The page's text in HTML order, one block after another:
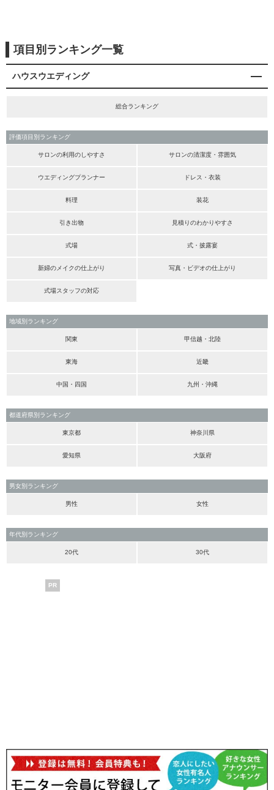
項目別ランキング一覧
ハウスウエディング
総合ランキング
評価項目別ランキング
サロンの利用のしやすさ サロンの清潔度・雰囲気
ウエディングプランナー ドレス・衣装
料理 装花
引き出物 見積りのわかりやすさ
式場 式・披露宴
新婦のメイクの仕上がり 写真・ビデオの仕上がり
式場スタッフの対応
地域別ランキング
関東 甲信越・北陸
東海 近畿
中国・四国 九州・沖縄
都道府県別ランキング
東京都 神奈川県
愛知県 大阪府
男女別ランキング
男性 女性
年代別ランキング
20代 30代
PR